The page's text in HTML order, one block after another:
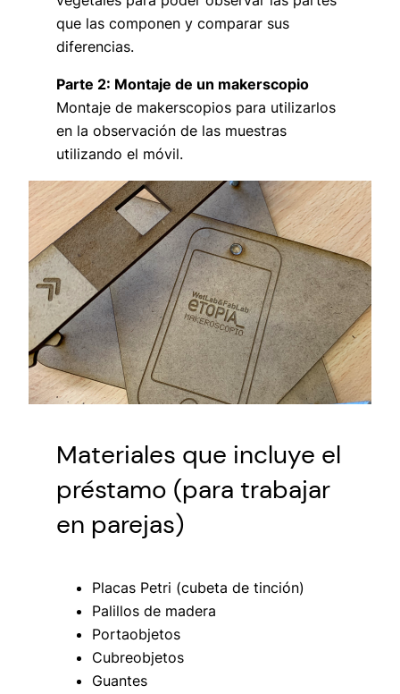
que las componen y comparar sus
diferencias.
Parte 2: Montaje de un makerscopio
Montaje de makerscopios para utilizarlos
en la observación de las muestras
utilizando el móvil.
Materiales que incluye el
préstamo (para trabajar
en parejas)
Placas Petri (cubeta de tinción)
Palillos de madera
Portaobjetos
Cubreobjetos
Guantes